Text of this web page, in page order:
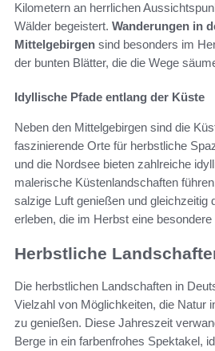
Kilometern an herrlichen
Wälder begeistert. Wanderungen in
Mittelgebirgen sind besonders im
der bunten Blätter, die die Wege
Idyllische Pfade entlang der Küste
Neben den Mittelgebirgen sind die
faszinierende Orte für herbstliche
und die Nordsee bieten zahlreiche
malerische Küstenlandschaften
salzige Luft genießen und gleichzeitig
erleben, die im Herbst eine
Herbstliche
Die herbstlichen Landschaften in
Vielzahl von Möglichkeiten, die Natur
zu genießen. Diese Jahreszeit
Berge in ein farbenfrohes Spektakel,